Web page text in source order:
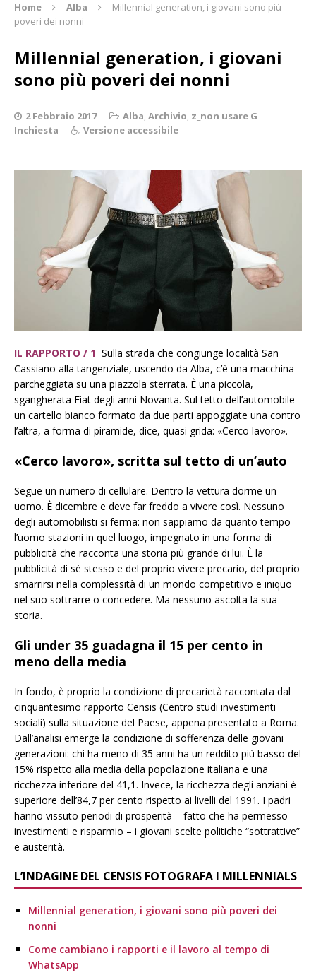
Home Alba
Millennial generation, i giovani sono più
poveri dei nonni
Millennial generation, i giovani
sono più poveri dei nonni
2 Febbraio 2017 Alba,Archivio, z_non usare G
Inchiesta
Versione accessibile
IL RAPPORTO / 1 Sulla strada che congiunge località San
Cassiano alla tangenziale, uscendo da Alba, c’è una macchina
parcheggiata su una piazzola sterrata. È una piccola,
sgangherata Fiat degli anni Novanta. Sul tetto dell’automobile
un cartello bianco formato da due parti appoggiate una contro
l’altra, a forma di piramide, dice, quasi grida: «Cerco lavoro».
«Cerco lavoro», scritta sul tetto di un’auto
Segue un numero di cellulare. Dentro la vettura dorme un
uomo. È dicembre e deve far freddo a vivere così. Nessuno
degli automobilisti si ferma: non sappiamo da quanto tempo
l’uomo stazioni in quel luogo, impegnato in una forma di
pubblicità che racconta una storia più grande di lui. È la
pubblicità di sé stesso e del proprio vivere precario, del proprio
smarrirsi nella complessità di un mondo competitivo e iniquo
nel suo sottrarre o concedere. Ma nessuno ascolta la sua
storia.
Gli under 35 guadagna il 15 per cento in
meno della media
In fondo, è proprio la condizione di precarietà raccontata dal
cinquantesimo rapporto Censis (Centro studi investimenti
sociali) sulla situazione del Paese, appena presentato a Roma.
Dall’analisi emerge la condizione di sofferenza delle giovani
generazioni: chi ha meno di 35 anni ha un reddito più basso del
15% rispetto alla media della popolazione italiana e una
ricchezza inferiore del 41,1. Invece, la ricchezza degli anziani è
superiore dell’84,7 per cento rispetto ai livelli del 1991. I padri
hanno vissuto periodi di prosperità – fatto che ha permesso
investimenti e risparmio – i giovani scelte politiche “sottrattive”
e austerità.
L’INDAGINE DEL CENSIS FOTOGRAFA I MILLENNIALS
Millennial generation, i giovani sono più poveri dei
nonni
Come cambiano i rapporti e il lavoro al tempo di
WhatsApp